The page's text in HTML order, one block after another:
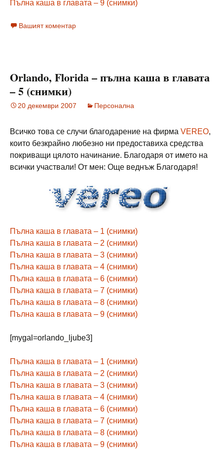
Пълна каша в главата – 9 (снимки)
Вашият коментар
Orlando, Florida – пълна каша в главата
– 5 (снимки)
20 декември 2007 Персонална
Всичко това се случи благодарение на фирма VEREO,
които безкрайно любезно ни предоставиха средства
покриващи цялото начинание. Благодаря от името на
всички участвали! От мен: Още веднъж Благодаря!
Пълна каша в главата – 1 (снимки)
Пълна каша в главата – 2 (снимки)
Пълна каша в главата – 3 (снимки)
Пълна каша в главата – 4 (снимки)
Пълна каша в главата – 6 (снимки)
Пълна каша в главата – 7 (снимки)
Пълна каша в главата – 8 (снимки)
Пълна каша в главата – 9 (снимки)
[mygal=orlando_ljube3]
Пълна каша в главата – 1 (снимки)
Пълна каша в главата – 2 (снимки)
Пълна каша в главата – 3 (снимки)
Пълна каша в главата – 4 (снимки)
Пълна каша в главата – 6 (снимки)
Пълна каша в главата – 7 (снимки)
Пълна каша в главата – 8 (снимки)
Пълна каша в главата – 9 (снимки)